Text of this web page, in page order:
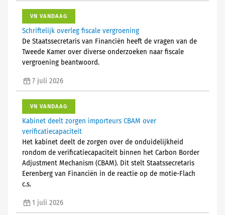
VN VANDAAG
Schriftelijk overleg fiscale vergroening
De Staatssecretaris van Financiën heeft de vragen van de
Tweede Kamer over diverse onderzoeken naar fiscale
vergroening beantwoord.
7 juli 2026
VN VANDAAG
Kabinet deelt zorgen importeurs CBAM over
verificatiecapaciteit
Het kabinet deelt de zorgen over de onduidelijkheid
rondom de verificatiecapaciteit binnen het Carbon Border
Adjustment Mechanism (CBAM). Dit stelt Staatssecretaris
Eerenberg van Financiën in de reactie op de motie-Flach
c.s.
1 juli 2026